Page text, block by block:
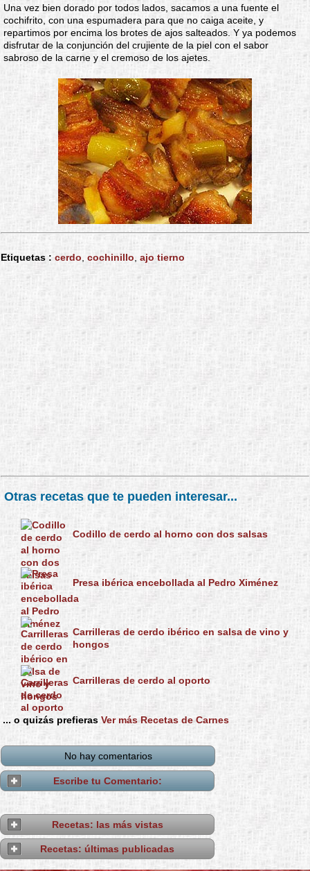
Una vez bien dorado por todos lados, sacamos a una fuente el
cochifrito, con una espumadera para que no caiga aceite, y
repartimos por encima los brotes de ajos salteados. Y ya podemos
disfrutar de la conjunción del crujiente de la piel con el sabor
sabroso de la carne y el cremoso de los ajetes.
Etiquetas : cerdo, cochinillo, ajo tierno
Otras recetas que te pueden interesar...
Codillo de cerdo al horno con dos salsas
Presa ibérica encebollada al Pedro Ximénez
Carrilleras de cerdo ibérico en salsa de vino y
hongos
Carrilleras de cerdo al oporto
... o quizás prefieras Ver más Recetas de Carnes
No hay comentarios
Escribe tu Comentario:
Recetas: las más vistas
Recetas: últimas publicadas